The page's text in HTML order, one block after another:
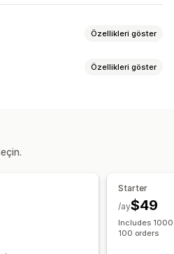
Özellikleri göster
Özel erişim
Özellikleri göster
İçe ve dışa aktarma
Starter
$49
/ay
Includes
100 orders